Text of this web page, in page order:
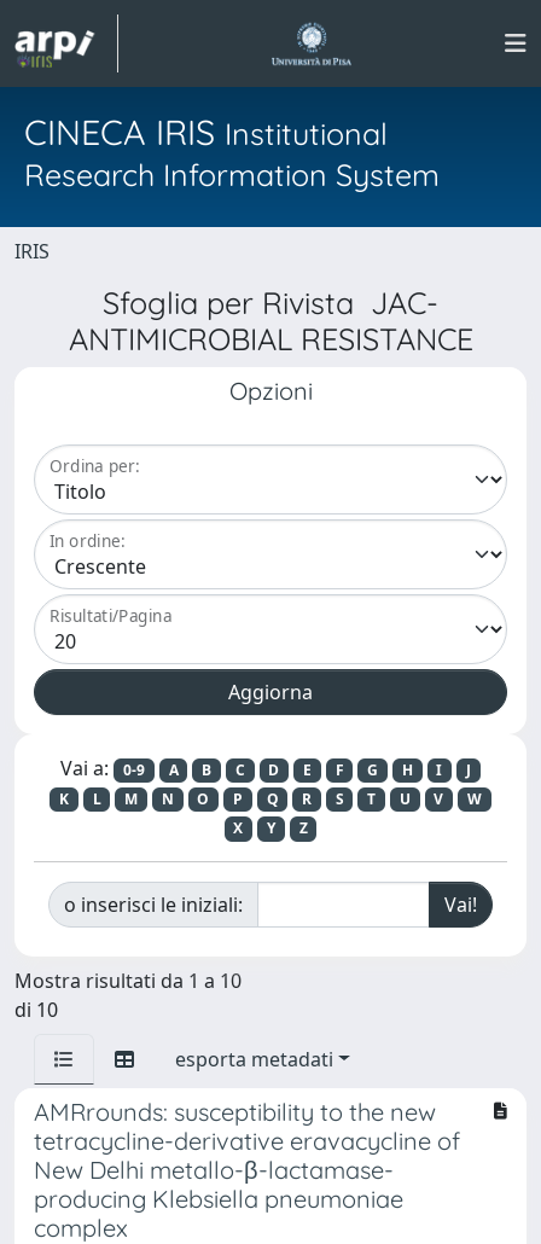
CINECA IRIS Institutional
Research Information System
IRIS
Sfoglia per Rivista JAC-
ANTIMICROBIAL RESISTANCE
Opzioni
Ordina per:
In ordine:
Risultati/Pagina
Vai a: 0-9 A B C D E F G H I
J
K
L M N O P Q R S T U V
W
X
Y Z
o inserisci le iniziali:
Mostra risultati da 1 a 10
di 10
esporta metadati
AMRrounds: susceptibility to the new
tetracycline-derivative eravacycline of
New Delhi metallo-β-lactamase-
producing Klebsiella pneumoniae
complex